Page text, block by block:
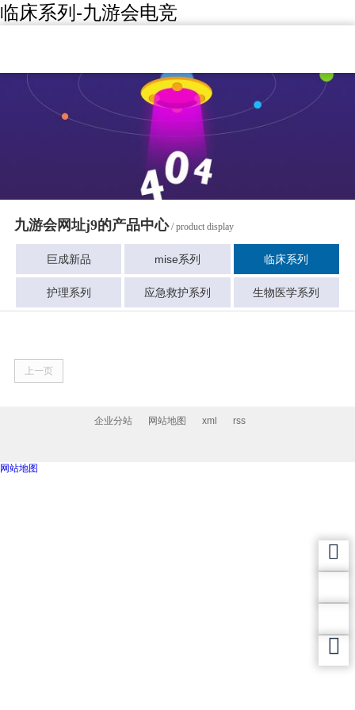
临床系列-九游会电竞
九游会网址j9的产品中心/ product display
巨成新品 mise系列 临床系列
护理系列 应急救护系列 生物医学系列
上一页
企业分站 网站地图 xml rss
网站地图